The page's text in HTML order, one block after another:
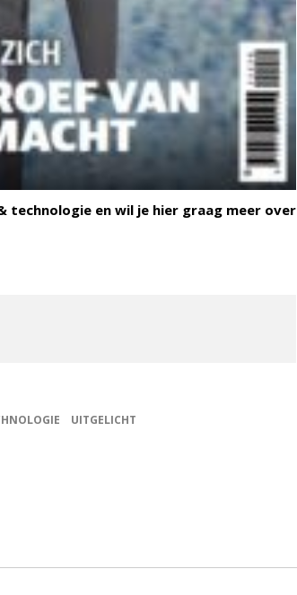
technologie en wil je hier graag meer over
UITGELICHT